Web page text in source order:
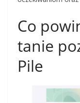
Co
tanie
Pile